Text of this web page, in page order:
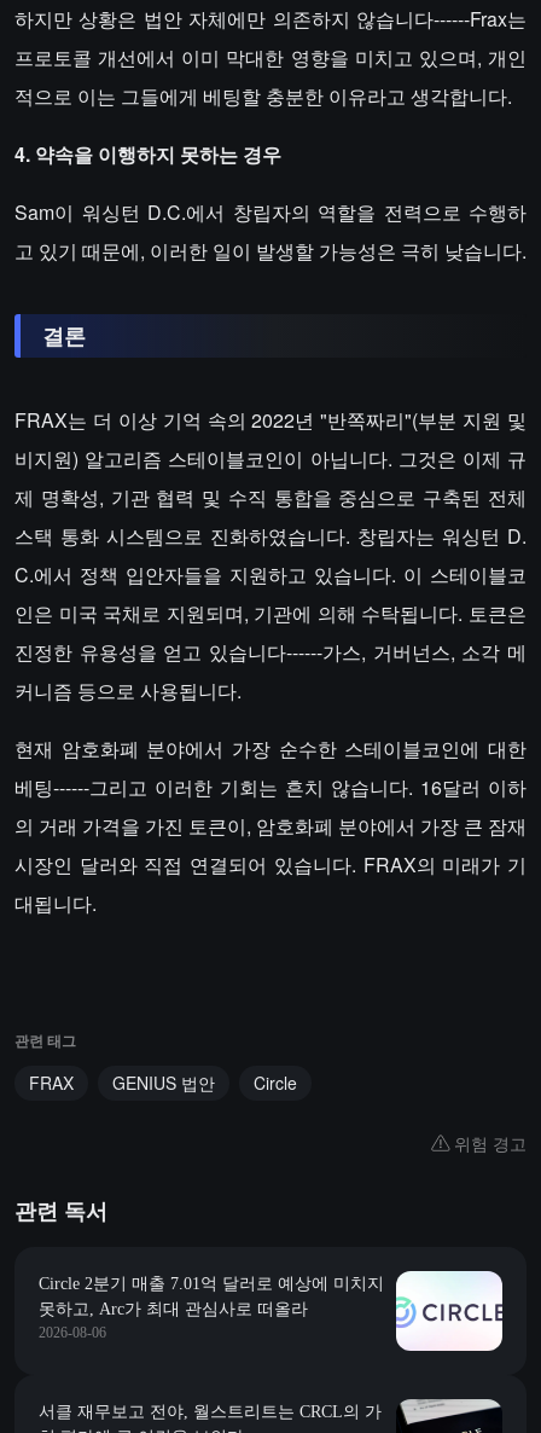
하지만 상황은 법안 자체에만 의존하지 않습니다------Frax는
프로토콜 개선에서 이미 막대한 영향을 미치고 있으며, 개인
적으로 이는 그들에게 베팅할 충분한 이유라고 생각합니다.
4. 약속을 이행하지 못하는 경우
Sam이 워싱턴 D.C.에서 창립자의 역할을 전력으로 수행하
고 있기 때문에, 이러한 일이 발생할 가능성은 극히 낮습니다.
결론
FRAX는 더 이상 기억 속의 2022년 "반쪽짜리"(부분 지원 및
비지원) 알고리즘 스테이블코인이 아닙니다. 그것은 이제 규
제 명확성, 기관 협력 및 수직 통합을 중심으로 구축된 전체
스택 통화 시스템으로 진화하였습니다. 창립자는 워싱턴 D.
C.에서 정책 입안자들을 지원하고 있습니다. 이 스테이블코
인은 미국 국채로 지원되며, 기관에 의해 수탁됩니다. 토큰은
진정한 유용성을 얻고 있습니다------가스, 거버넌스, 소각 메
커니즘 등으로 사용됩니다.
현재 암호화폐 분야에서 가장 순수한 스테이블코인에 대한
베팅------그리고 이러한 기회는 흔치 않습니다. 16달러 이하
의 거래 가격을 가진 토큰이, 암호화폐 분야에서 가장 큰 잠재
시장인 달러와 직접 연결되어 있습니다. FRAX의 미래가 기
대됩니다.
관련 태그
FRAX GENIUS 법안 Circle
위험 경고
관련 독서
Circle 2분기 매출 7.01억 달러로 예상에 미치지
못하고, Arc가 최대 관심사로 떠올라
2026-08-06
서클 재무보고 전야, 월스트리트는 CRCL의 가